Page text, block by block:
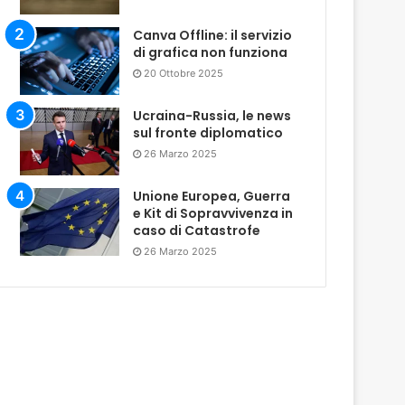
Canva Offline: il servizio
di grafica non funziona
20 Ottobre 2025
Ucraina-Russia, le news
sul fronte diplomatico
26 Marzo 2025
Unione Europea, Guerra
e Kit di Sopravvivenza in
caso di Catastrofe
26 Marzo 2025